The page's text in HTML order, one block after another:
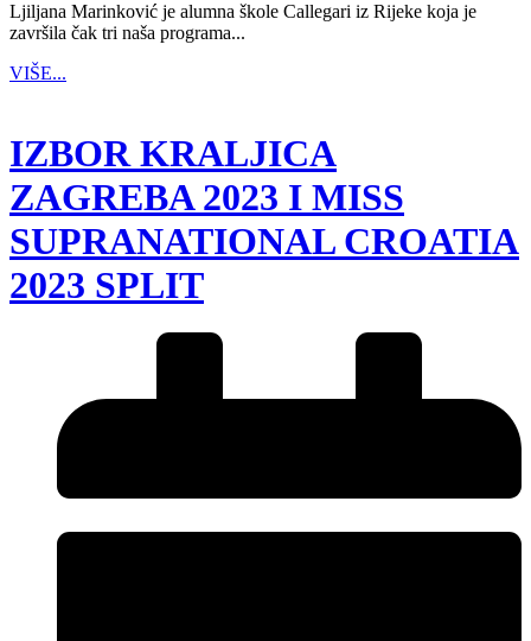
Ljiljana Marinković je alumna škole Callegari iz Rijeke koja je
završila čak tri naša programa...
VIŠE...
IZBOR KRALJICA
ZAGREBA 2023 I MISS
SUPRANATIONAL CROATIA
2023 SPLIT